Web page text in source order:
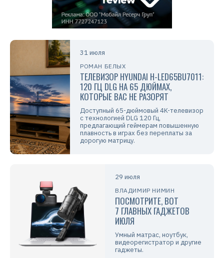
31 июля
РОМАН БЕЛЫХ
ТЕЛЕВИЗОР HYUNDAI H-LED65BU7011:
120 ГЦ DLG НА 65 ДЮЙМАХ,
КОТОРЫЕ ВАС НЕ РАЗОРЯТ
Доступный 65-дюймовый 4K-телевизор
с технологией DLG 120 Гц,
предлагающий геймерам повышенную
плавность в играх без переплаты за
дорогую матрицу.
29 июля
ВЛАДИМИР НИМИН
ПОСМОТРИТЕ, ВОТ
7 ГЛАВНЫХ ГАДЖЕТОВ
ИЮЛЯ
Умный матрас, ноутбук,
видеорегистратор и другие
гаджеты.